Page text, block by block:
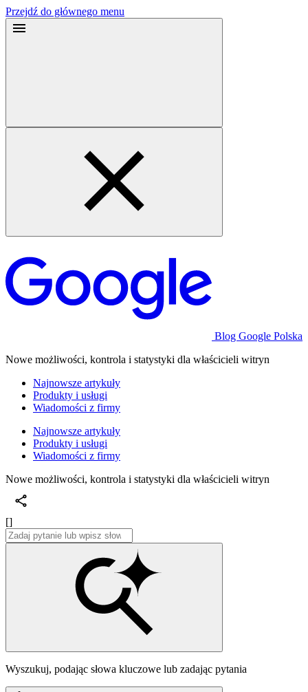
Przejdź do głównego menu
Blog Google Polska
Nowe możliwości, kontrola i statystyki dla właścicieli witryn
Najnowsze artykuły
Produkty i usługi
Wiadomości z firmy
Najnowsze artykuły
Produkty i usługi
Wiadomości z firmy
Nowe możliwości, kontrola i statystyki dla właścicieli witryn
[]
Wyszukuj, podając słowa kluczowe lub zadając pytania